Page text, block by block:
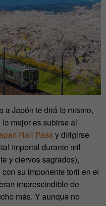
a Japón te dirá lo mismo,
mejor es subirse al
Rail Passy dirigirse
imperial durante mil
y ciervos sagrados),
su imponente torii en el
imprescindible de
más. Y aunque no